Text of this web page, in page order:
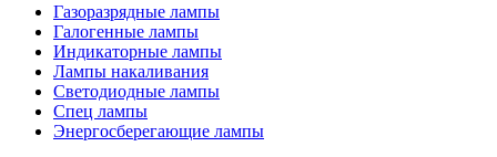
Газоразрядные лампы
Галогенные лампы
Индикаторные лампы
Лампы накаливания
Светодиодные лампы
Спец лампы
Энергосберегающие лампы